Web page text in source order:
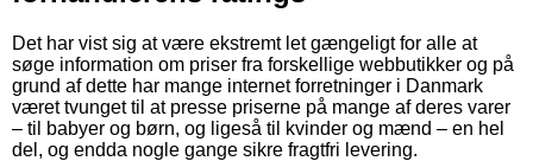
Det har vist sig at være ekstremt let gængeligt for alle at
søge information om priser fra forskellige webbutikker og på
grund af dette har mange internet forretninger i Danmark
været tvunget til at presse priserne på mange af deres varer
– til babyer og børn, og ligeså til kvinder og mænd – en hel
del, og endda nogle gange sikre fragtfri levering.